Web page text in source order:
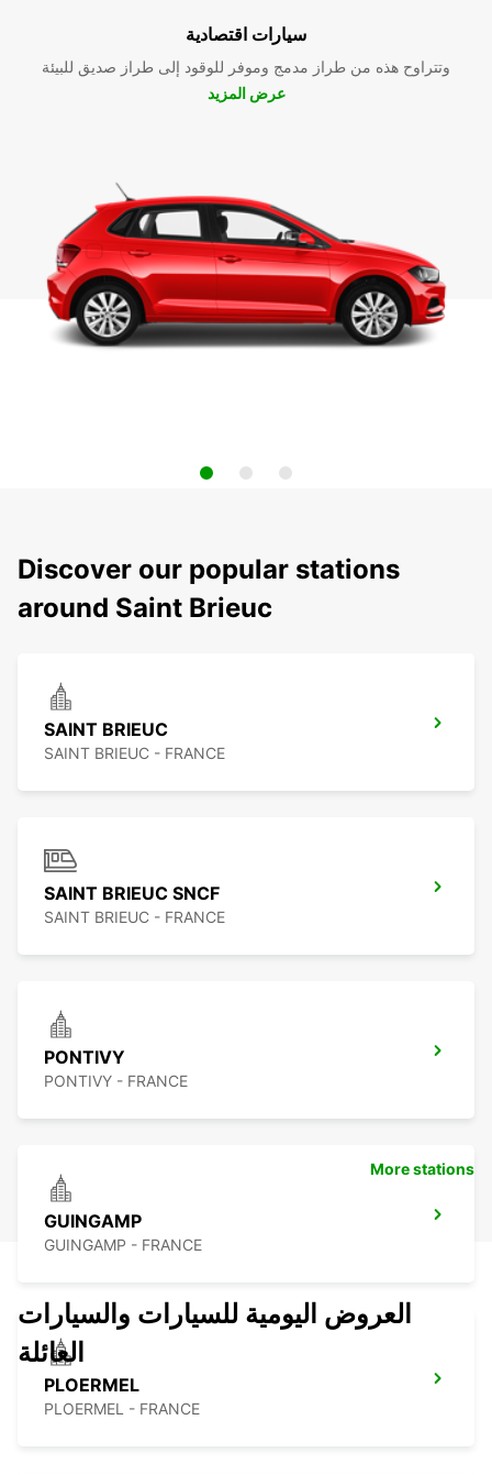
سيارات اقتصادية
وتتراوح هذه من طراز مدمج وموفر للوقود إلى طراز صديق للبيئة
عرض المزيد
Discover our popular stations
around Saint Brieuc
SAINT BRIEUC
SAINT BRIEUC - FRANCE
SAINT BRIEUC SNCF
SAINT BRIEUC - FRANCE
PONTIVY
PONTIVY - FRANCE
GUINGAMP
GUINGAMP - FRANCE
PLOERMEL
PLOERMEL - FRANCE
More stations
العروض اليومية للسيارات والسيارات
العائلة